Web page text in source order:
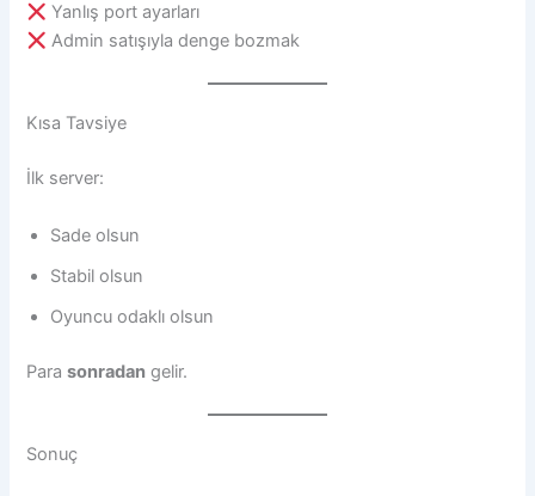
Yanlış port ayarları
Admin satışıyla denge bozmak
Kısa Tavsiye
İlk server:
Sade olsun
Stabil olsun
Oyuncu odaklı olsun
Parasonradan gelir.
Sonuç